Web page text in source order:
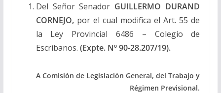
Del Señor Senador GUILLERMO DURAND
CORNEJO,por el cual modifica el Art. 55 de
la Ley Provincial 6486 – Colegio de
Escribanos. (Expte. Nº 90-28.207/19).
A Comisión de Legislación General, del Trabajo y
Régimen Previsional.